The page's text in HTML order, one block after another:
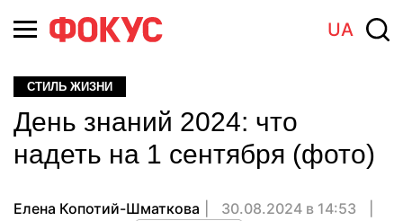
UA
СТИЛЬ ЖИЗНИ
День знаний 2024: что
надеть на 1 сентября (фото)
Елена Копотий-Шматкова
30.08.2024 в 14:53